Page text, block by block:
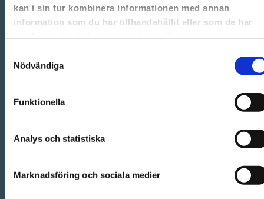
kan i sin tur kombinera informationen med annan
information som du har tillhandahållit eller som de har
Nödvändiga
Funktionella
Analys och statistiska
Marknadsföring och sociala medier
FÖRSÖK IGEN